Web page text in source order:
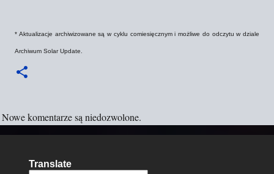
* Aktualizacje archiwizowane są w cyklu comiesięcznym i możliwe do odczytu w dziale
Archiwum Solar Update.
K
Nowe komentarze są niedozwolone.
Translate